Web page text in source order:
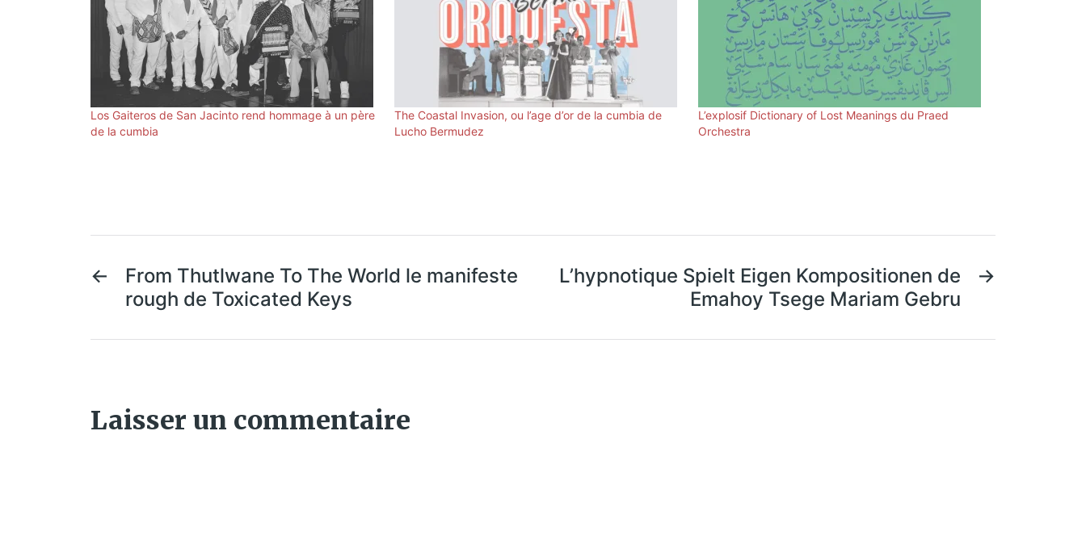
Los Gaiteros de San Jacinto rend hommage à un père
de la cumbia
The Coastal Invasion, ou l’age d’or de la cumbia de
Lucho Bermudez
L’explosif Dictionary of Lost Meanings du Praed
Orchestra
←
From Thutlwane To The World le manifeste
rough de Toxicated Keys
→
L’hypnotique Spielt Eigen Kompositionen de
Emahoy Tsege Mariam Gebru
Laisser un commentaire